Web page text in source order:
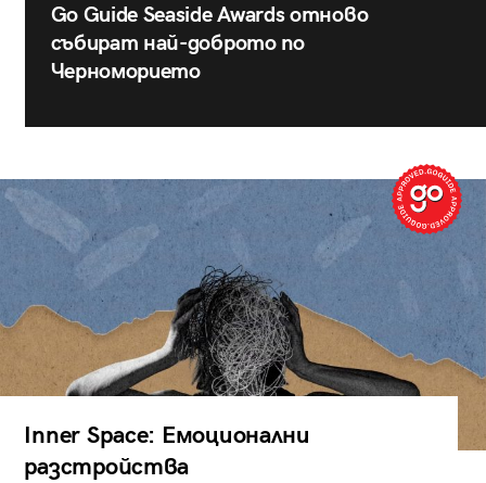
Go Guide Seaside Awards отново
събират най-доброто по
Черноморието
Inner Space: Емоционални
разстройства